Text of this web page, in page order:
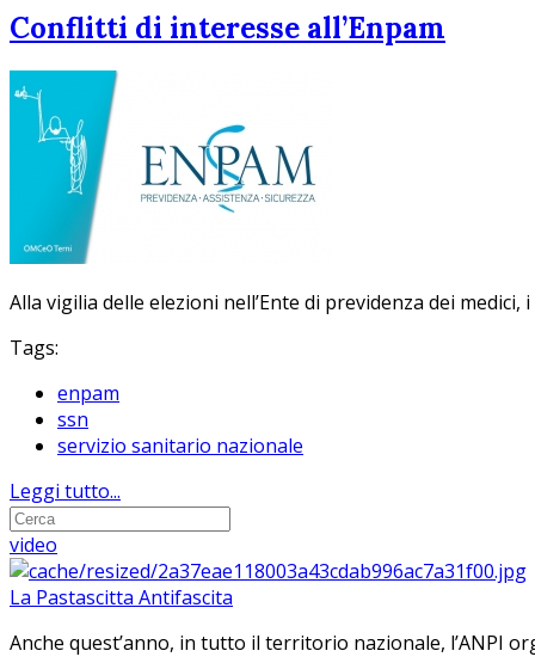
Conflitti di interesse all’Enpam
Alla vigilia delle elezioni nell’Ente di previdenza dei
Tags:
enpam
ssn
servizio sanitario nazionale
Leggi tutto...
video
La Pastascitta Antifascita
Anche quest’anno, in tutto il territorio nazionale, l’ANPI